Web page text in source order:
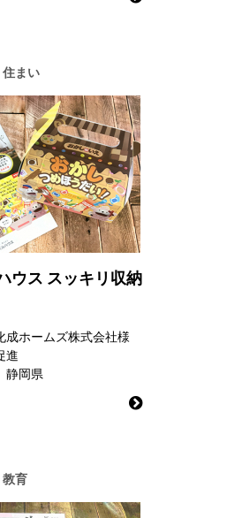
住まい
ウス スッキリ収納
成ホームズ株式会社様
進
静岡県
教育